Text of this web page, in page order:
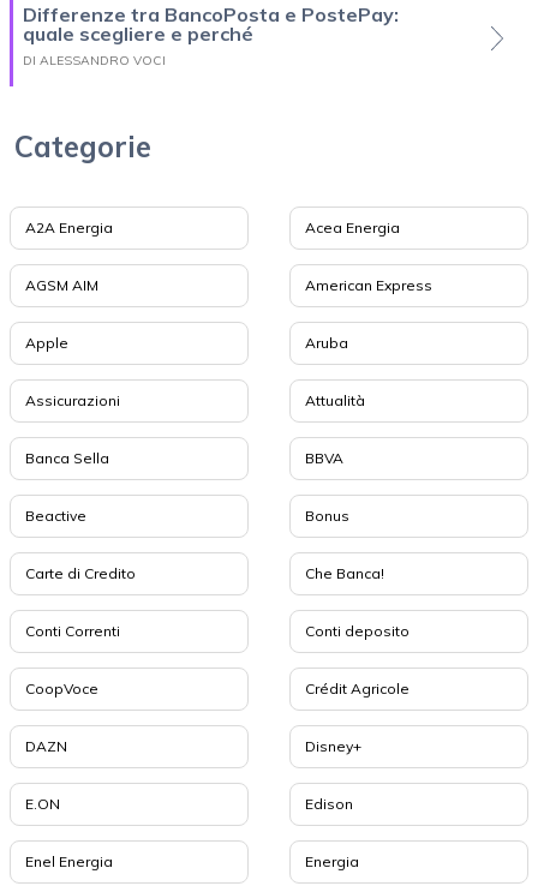
Differenze tra BancoPosta e PostePay:
quale scegliere e perché
DI ALESSANDRO VOCI
Categorie
A2A Energia Acea Energia
AGSM AIM American Express
Apple Aruba
Assicurazioni Attualità
Banca Sella BBVA
Beactive Bonus
Carte di Credito Che Banca!
Conti Correnti Conti deposito
CoopVoce Crédit Agricole
DAZN Disney+
E.ON Edison
Enel Energia Energia